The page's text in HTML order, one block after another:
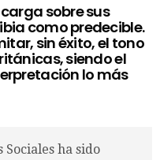
sobre sus
como predecible.
sin éxito, el tono
siendo el
lo más
Sociales ha sido